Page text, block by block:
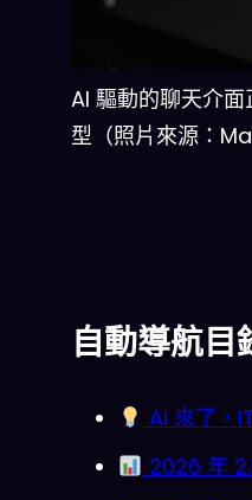
AI 驅動的聊天介
型（照片來源：
自動導航目
AI 來了，
2026 年